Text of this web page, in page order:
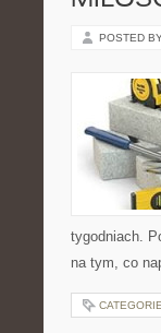
POSTED
tygodniach.
na tym, co